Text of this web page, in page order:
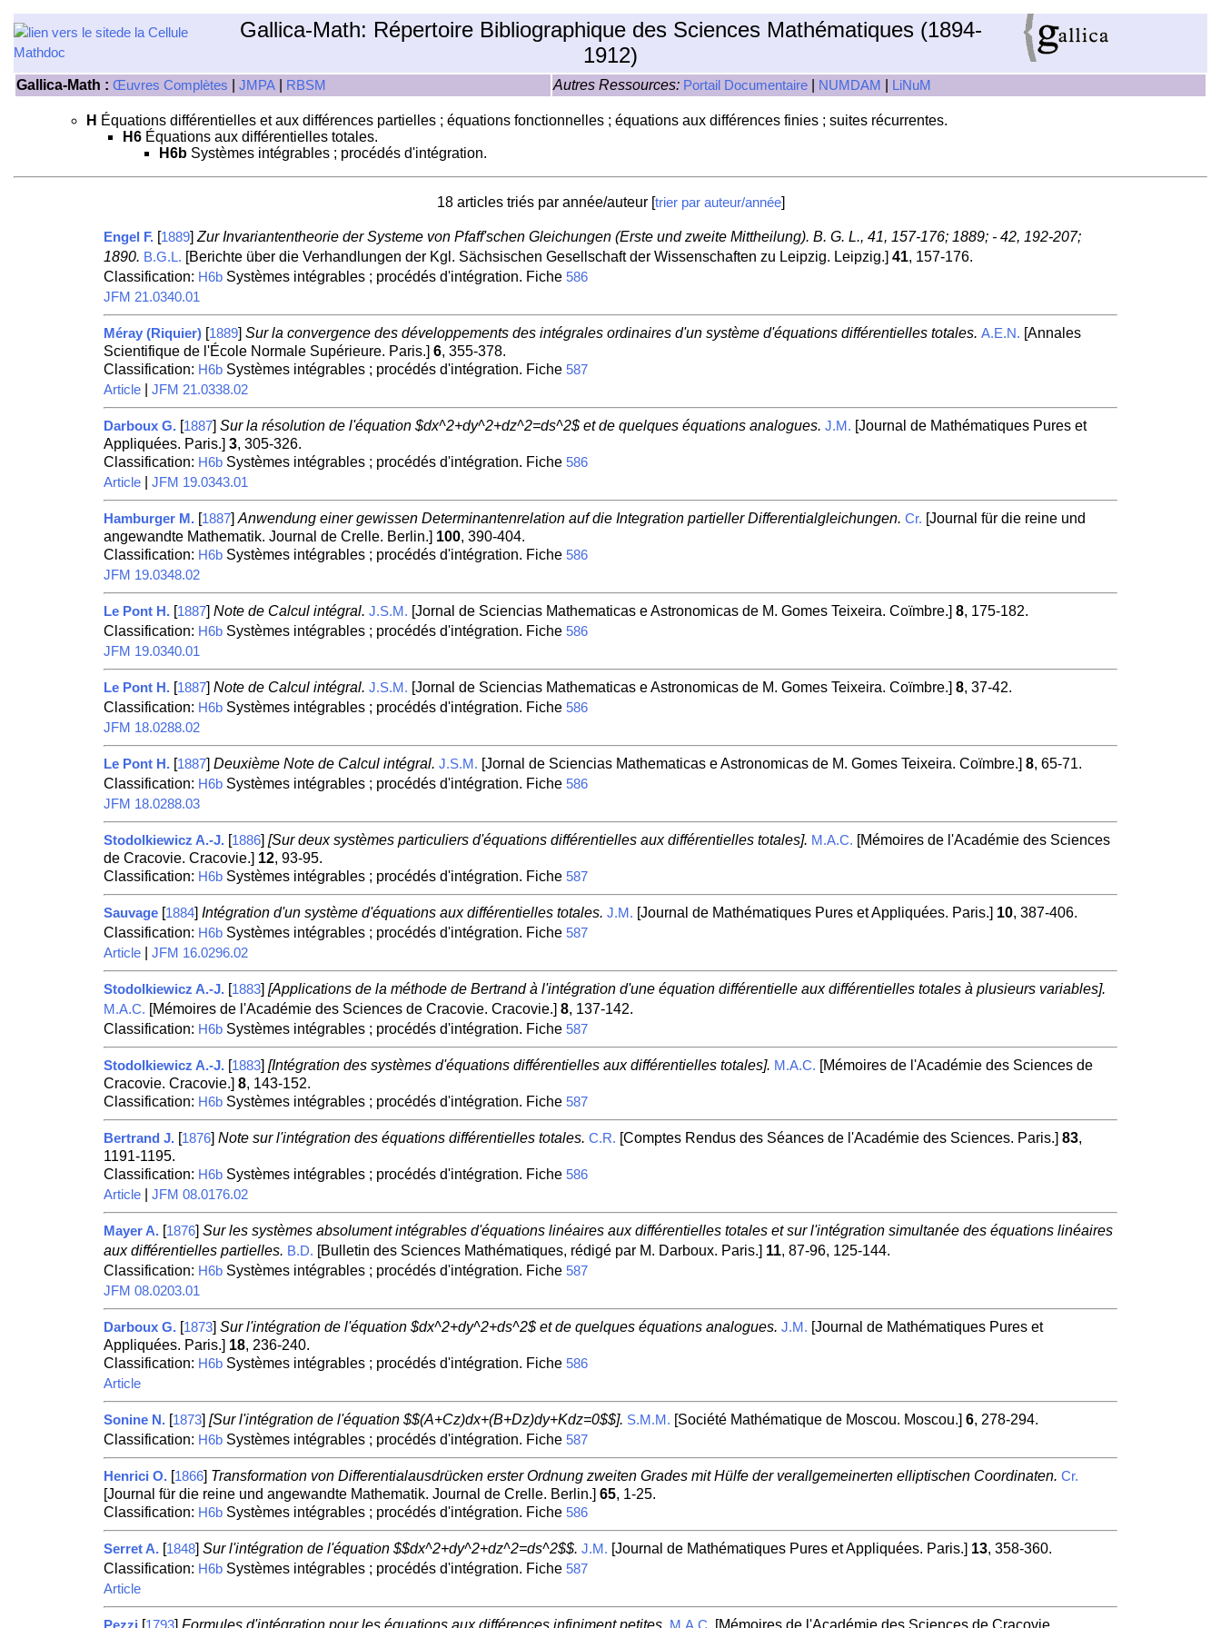
Gallica-Math: Répertoire Bibliographique des Sciences Mathématiques (1894-
1912)
Gallica-Math : Œuvres Complètes JMPA RBSM Autres Ressources: Portail Documentaire NUMDAM LiNuM
H Équations différentielles et aux différences partielles ; équations fonctionnelles ; équations aux différences finies ; suites récurrentes.
H6 Équations aux différentielles totales.
H6b Systèmes intégrables ; procédés d'intégration.
18 articles triés par année/auteur [trier par auteur/année]
Engel F. [1889] Zur Invariantentheorie der Systeme von Pfaff'schen Gleichungen (Erste und zweite Mittheilung). B. G. L., 41, 157-176; 1889; - 42, 192-207;
1890. B.G.L. [Berichte über die Verhandlungen der Kgl. Sächsischen Gesellschaft der Wissenschaften zu Leipzig. Leipzig.] 41, 157-176.
Classification: H6bSystèmes intégrables ; procédés d'intégration. Fiche 586
JFM 21.0340.01
Méray (Riquier) [1889] Sur la convergence des développements des intégrales ordinaires d'un système d'équations différentielles totales. A.E.N. [Annales
Scientifique de l'École Normale Supérieure. Paris.] 6, 355-378.
Classification: H6bSystèmes intégrables ; procédés d'intégration. Fiche 587
Article| JFM 21.0338.02
Darboux G. [1887] Sur la résolution de l'équation $dx^2+dy^2+dz^2=ds^2$ et de quelques équations analogues. J.M. [Journal de Mathématiques Pures et
Appliquées. Paris.] 3, 305-326.
Classification: H6bSystèmes intégrables ; procédés d'intégration. Fiche 586
Article| JFM 19.0343.01
Hamburger M. [1887] Anwendung einer gewissen Determinantenrelation auf die Integration partieller Differentialgleichungen. Cr. [Journal für die reine und
angewandte Mathematik. Journal de Crelle. Berlin.] 100, 390-404.
Classification: H6bSystèmes intégrables ; procédés d'intégration. Fiche 586
JFM 19.0348.02
Le Pont H. [1887] Note de Calcul intégral. J.S.M. [Jornal de Sciencias Mathematicas e Astronomicas de M. Gomes Teixeira. Coïmbre.] 8, 175-182.
Classification: H6bSystèmes intégrables ; procédés d'intégration. Fiche 586
JFM 19.0340.01
Le Pont H. [1887] Note de Calcul intégral. J.S.M. [Jornal de Sciencias Mathematicas e Astronomicas de M. Gomes Teixeira. Coïmbre.] 8, 37-42.
Classification: H6bSystèmes intégrables ; procédés d'intégration. Fiche 586
JFM 18.0288.02
Le Pont H. [1887] Deuxième Note de Calcul intégral. J.S.M. [Jornal de Sciencias Mathematicas e Astronomicas de M. Gomes Teixeira. Coïmbre.] 8, 65-71.
Classification: H6bSystèmes intégrables ; procédés d'intégration. Fiche 586
JFM 18.0288.03
Stodolkiewicz A.-J. [1886] [Sur deux systèmes particuliers d'équations différentielles aux différentielles totales]. M.A.C. [Mémoires de l'Académie des Sciences
de Cracovie. Cracovie.] 12, 93-95.
Classification: H6bSystèmes intégrables ; procédés d'intégration. Fiche 587
Sauvage [1884] Intégration d'un système d'équations aux différentielles totales. J.M. [Journal de Mathématiques Pures et Appliquées. Paris.] 10, 387-406.
Classification: H6bSystèmes intégrables ; procédés d'intégration. Fiche 587
Article| JFM 16.0296.02
Stodolkiewicz A.-J. [1883] [Applications de la méthode de Bertrand à l'intégration d'une équation différentielle aux différentielles totales à plusieurs variables].
M.A.C. [Mémoires de l'Académie des Sciences de Cracovie. Cracovie.] 8, 137-142.
Classification: H6bSystèmes intégrables ; procédés d'intégration. Fiche 587
Stodolkiewicz A.-J. [1883] [Intégration des systèmes d'équations différentielles aux différentielles totales]. M.A.C. [Mémoires de l'Académie des Sciences de
Cracovie. Cracovie.] 8, 143-152.
Classification: H6bSystèmes intégrables ; procédés d'intégration. Fiche 587
Bertrand J. [1876] Note sur l'intégration des équations différentielles totales. C.R. [Comptes Rendus des Séances de l'Académie des Sciences. Paris.] 83,
1191-1195.
Classification: H6bSystèmes intégrables ; procédés d'intégration. Fiche 586
Article| JFM 08.0176.02
Mayer A. [1876] Sur les systèmes absolument intégrables d'équations linéaires aux différentielles totales et sur l'intégration simultanée des équations linéaires
aux différentielles partielles. B.D. [Bulletin des Sciences Mathématiques, rédigé par M. Darboux. Paris.] 11, 87-96, 125-144.
Classification: H6bSystèmes intégrables ; procédés d'intégration. Fiche 587
JFM 08.0203.01
Darboux G. [1873] Sur l'intégration de l'équation $dx^2+dy^2+ds^2$ et de quelques équations analogues. J.M. [Journal de Mathématiques Pures et
Appliquées. Paris.] 18, 236-240.
Classification: H6bSystèmes intégrables ; procédés d'intégration. Fiche 586
Article
Sonine N. [1873] [Sur l'intégration de l'équation $$(A+Cz)dx+(B+Dz)dy+Kdz=0$$]. S.M.M. [Société Mathématique de Moscou. Moscou.] 6, 278-294.
Classification: H6bSystèmes intégrables ; procédés d'intégration. Fiche 587
Henrici O. [1866] Transformation von Differentialausdrücken erster Ordnung zweiten Grades mit Hülfe der verallgemeinerten elliptischen Coordinaten. Cr.
[Journal für die reine und angewandte Mathematik. Journal de Crelle. Berlin.] 65, 1-25.
Classification: H6bSystèmes intégrables ; procédés d'intégration. Fiche 586
Serret A. [1848] Sur l'intégration de l'équation $$dx^2+dy^2+dz^2=ds^2$$. J.M. [Journal de Mathématiques Pures et Appliquées. Paris.] 13, 358-360.
Classification: H6bSystèmes intégrables ; procédés d'intégration. Fiche 587
Article
[ ] Formules d'intégration pour les équations aux différences infiniment petites. [Mémoires de l'Académie des Sciences de Cracovie.